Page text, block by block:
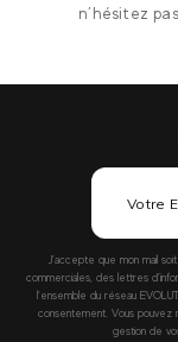
n’hésitez
J’accepte que mon mail
commerciales, des lettres
l’ensemble du réseau
consentement. Vous pouvez
gestion de